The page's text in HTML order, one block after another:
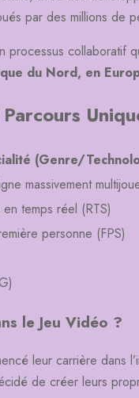
par des millions de
du Nord, en
(Genre/
massivement
temps réel (RTS)
personne (FPS)
le Jeu Vidéo ?
leur carrière dans
de créer leurs